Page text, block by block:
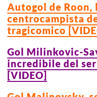
Autogol de Roon,
centrocampista
tragicomico
Gol Milinkovic-
incredibile del
[VIDEO]